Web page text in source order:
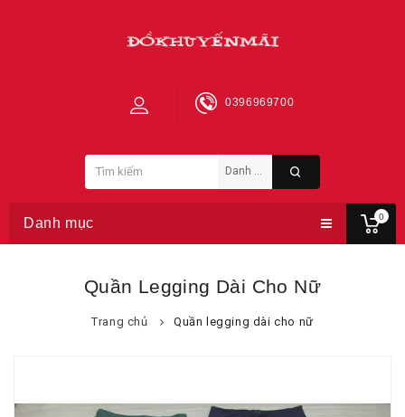
0
0396969700
Danh mục
Quần Legging Dài Cho Nữ
Trang chủ Quần legging dài cho nữ